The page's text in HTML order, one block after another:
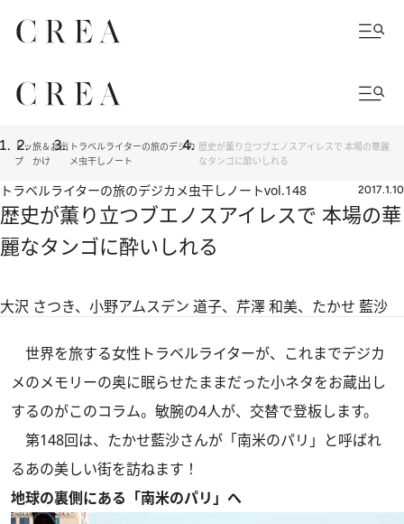
トッ
プ
旅＆お出
かけ
トラベルライターの旅のデジカ
メ虫干しノート
歴史が薫り立つブエノスアイレスで 本場の華麗
なタンゴに酔いしれる
トラベルライターの旅のデジカメ虫干しノートvol.148 2017.1.10
歴史が薫り立つブエノスアイレスで 本場の華
麗なタンゴに酔いしれる
大沢 さつき、小野アムスデン 道子、芹澤 和美、たかせ 藍沙
世界を旅する女性トラベルライターが、これまでデジカ
メのメモリーの奥に眠らせたままだった小ネタをお蔵出し
するのがこのコラム。敏腕の4人が、交替で登板します。
第148回は、たかせ藍沙さんが「南米のパリ」と呼ばれ
るあの美しい街を訪ねます！
地球の裏側にある「南米のパリ」へ